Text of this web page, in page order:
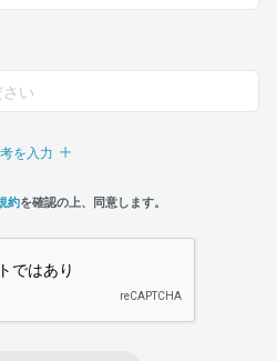
を入力
約を確認の上、同意します。